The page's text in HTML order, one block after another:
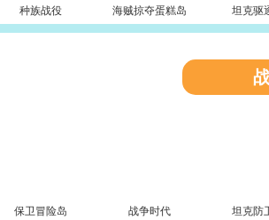
种族战役 海贼掠夺蛋糕岛 坦克驱
保卫冒险岛 战争时代 坦克防